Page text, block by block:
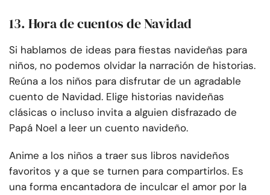
13. Hora de cuentos de Navidad
Si hablamos de ideas para fiestas navideñas para
niños, no podemos olvidar la narración de historias.
Reúna a los niños para disfrutar de un agradable
cuento de Navidad. Elige historias navideñas
clásicas o incluso invita a alguien disfrazado de
Papá Noel a leer un cuento navideño.
Anime a los niños a traer sus libros navideños
favoritos y a que se turnen para compartirlos. Es
una forma encantadora de inculcar el amor por la